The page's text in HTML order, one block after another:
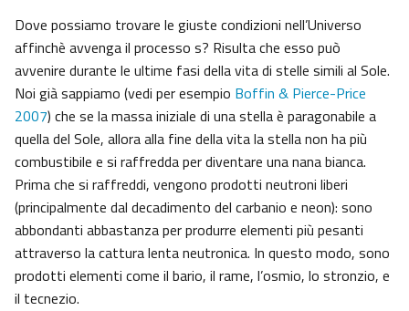
Dove possiamo trovare le giuste condizioni nell’Universo
affinchè avvenga il processo s? Risulta che esso può
avvenire durante le ultime fasi della vita di stelle simili al Sole.
Noi già sappiamo (vedi per esempio Boffin & Pierce-Price
2007) che se la massa iniziale di una stella è paragonabile a
quella del Sole, allora alla fine della vita la stella non ha più
combustibile e si raffredda per diventare una nana bianca.
Prima che si raffreddi, vengono prodotti neutroni liberi
(principalmente dal decadimento del carbanio e neon): sono
abbondanti abbastanza per produrre elementi più pesanti
attraverso la cattura lenta neutronica. In questo modo, sono
prodotti elementi come il bario, il rame, l’osmio, lo stronzio, e
il tecnezio.